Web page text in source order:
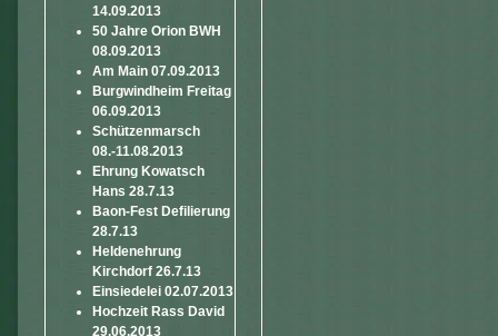
14.09.2013
50 Jahre Orion BWH
08.09.2013
Am Main 07.09.2013
Burgwindheim Freitag
06.09.2013
Schützenmarsch
08.-11.08.2013
Ehrung Kowatsch
Hans 28.7.13
Baon-Fest Defilierung
28.7.13
Heldenehrung
Kirchdorf 26.7.13
Einsiedelei 02.07.2013
Hochzeit Rass David
29.06.2013